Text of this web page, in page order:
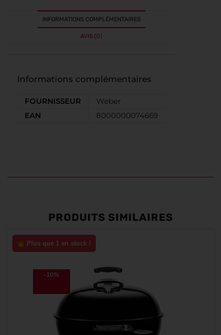
INFORMATIONS COMPLÉMENTAIRES
AVIS (0)
Informations complémentaires
FOURNISSEUR
Weber
EAN
8000000074669
PRODUITS SIMILAIRES
Plus que 1 en stock !
-10%